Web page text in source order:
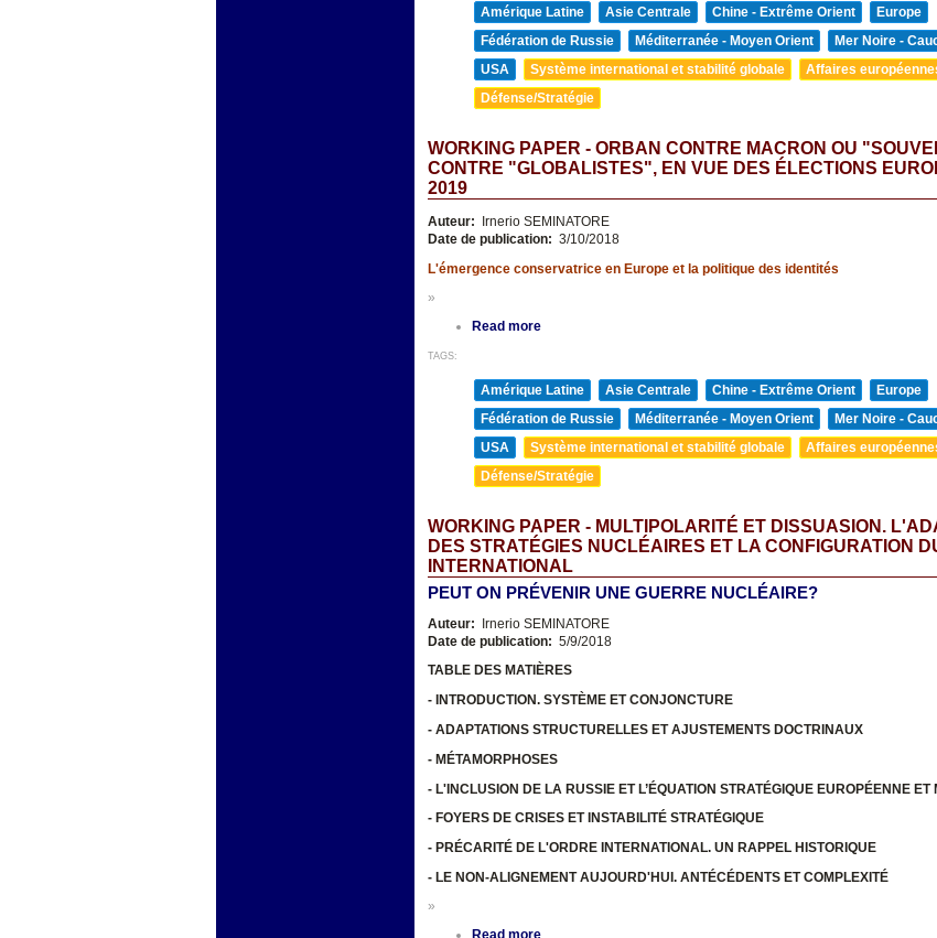
Amérique Latine Asie Centrale Chine - Extrême Orient
Europe
Fédération de Russie
Méditerranée - Moyen Orient
Mer Noire -
USA
Système international et stabilité globale
Affaires
Défense/Stratégie
WORKING PAPER - ORBAN CONTRE MACRON OU
CONTRE "GLOBALISTES", EN VUE DES ÉLECTIONS
2019
Auteur:
Irnerio SEMINATORE
Date de publication: 3/10/2018
L'émergence conservatrice en Europe et la politique des identités
»
Read more
TAGS:
Amérique Latine Asie Centrale Chine - Extrême Orient
Europe
Fédération de Russie
Méditerranée - Moyen Orient
Mer Noire -
USA
Système international et stabilité globale
Affaires
Défense/Stratégie
WORKING PAPER - MULTIPOLARITÉ ET DISSUASION.
DES STRATÉGIES NUCLÉAIRES ET LA CONFIGURATION
INTERNATIONAL
PEUT ON PRÉVENIR UNE GUERRE NUCLÉAIRE?
Auteur: Irnerio SEMINATORE
Date de publication: 5/9/2018
TABLE DES MATIÈRES
- INTRODUCTION. SYSTÈME ET CONJONCTURE
- ADAPTATIONS STRUCTURELLES ET AJUSTEMENTS DOCTRINAUX
- MÉTAMORPHOSES
- L'INCLUSION DE LA RUSSIE ET L’ÉQUATION STRATÉGIQUE EUROPÉENNE ET
- FOYERS DE CRISES ET INSTABILITÉ STRATÉGIQUE
- PRÉCARITÉ DE L'ORDRE INTERNATIONAL. UN RAPPEL HISTORIQUE
- LE NON-ALIGNEMENT AUJOURD'HUI. ANTÉCÉDENTS ET COMPLEXITÉ
»
Read more